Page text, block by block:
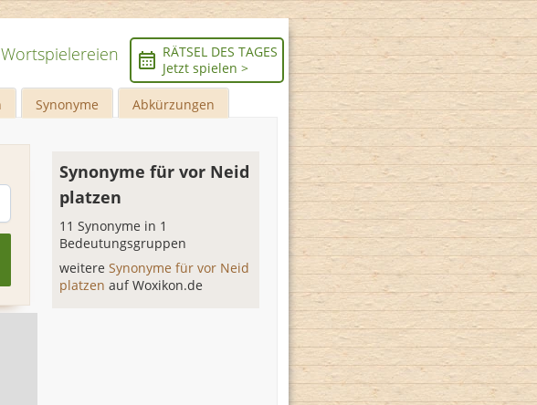
RÄTSEL DES TAGES
Jetzt spielen >
Synonyme Abkürzungen
Synonyme für vor Neid
platzen
11 Synonyme in 1
Bedeutungsgruppen
weitereSynonyme für vor Neid
platzenauf Woxikon.de